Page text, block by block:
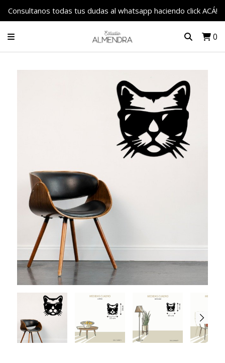
Consultanos todas tus dudas al whatsapp haciendo click ACÁ!
0